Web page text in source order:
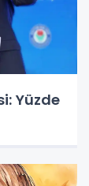
Yüzde